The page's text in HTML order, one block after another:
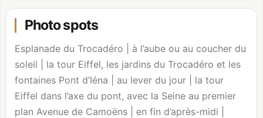
Photo spots
Esplanade du Trocadéro | à l’aube ou au coucher du
soleil | la tour Eiffel, les jardins du Trocadéro et les
fontaines Pont d’Iéna | au lever du jour | la tour
Eiffel dans l’axe du pont, avec la Seine au premier
plan Avenue de Camoëns | en fin d’après-midi |